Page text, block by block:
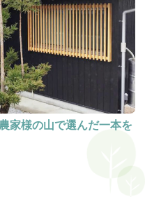
家様の山で選んだ一本を